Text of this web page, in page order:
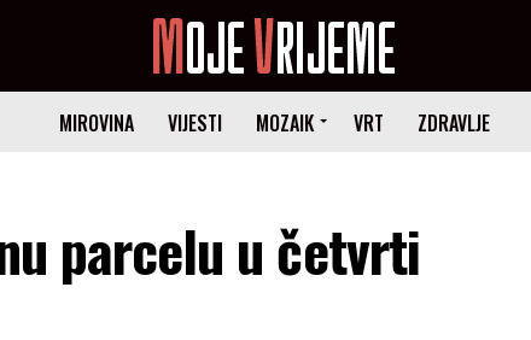
MIROVINA VIJESTI MOZAIK VRT ZDRAVLJE
parcelu u četvrti